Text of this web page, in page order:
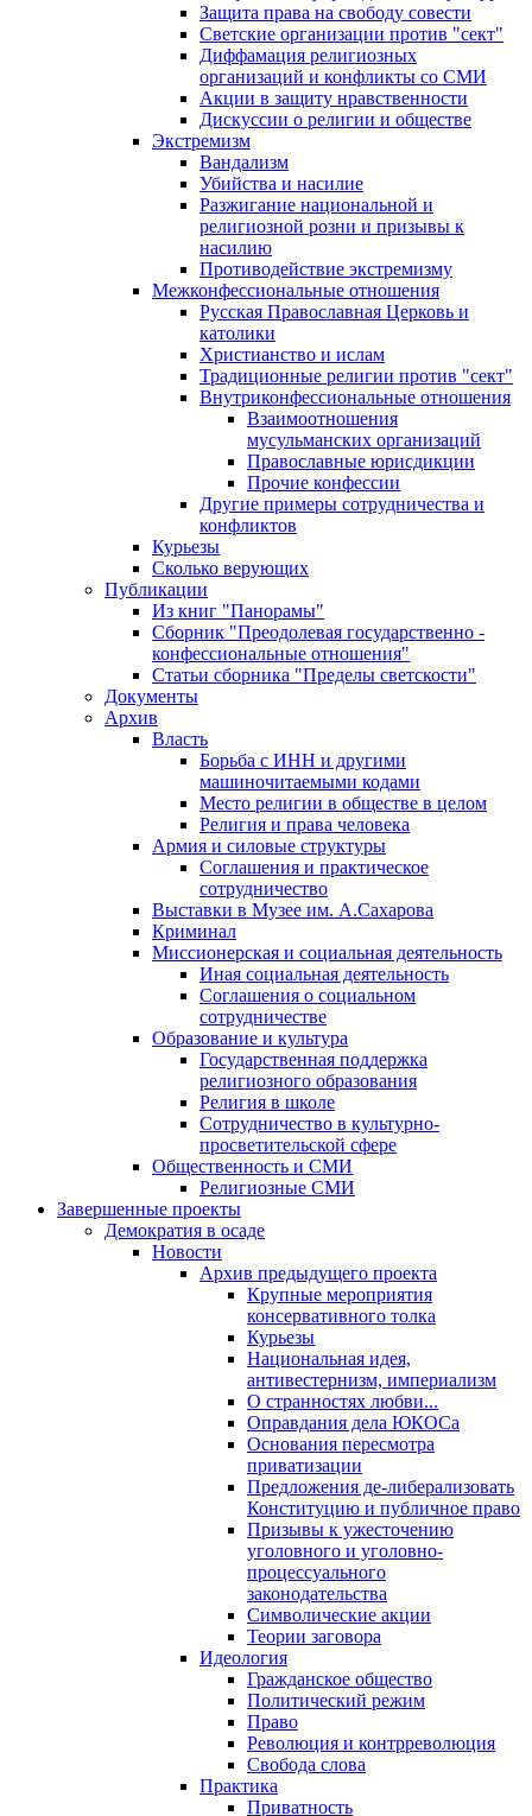
Защита права на свободу совести
Светские организации против "сект"
Диффамация религиозных
организаций и конфликты со СМИ
Акции в защиту нравственности
Дискуссии о религии и обществе
Экстремизм
Вандализм
Убийства и насилие
Разжигание национальной и
религиозной розни и призывы к
насилию
Противодействие экстремизму
Межконфессиональные отношения
Русская Православная Церковь и
католики
Христианство и ислам
Традиционные религии против "сект"
Внутриконфессиональные отношения
Взаимоотношения
мусульманских организаций
Православные юрисдикции
Прочие конфессии
Другие примеры сотрудничества и
конфликтов
Курьезы
Сколько верующих
Публикации
Из книг "Панорамы"
Сборник "Преодолевая государственно -
конфессиональные отношения"
Статьи сборника "Пределы светскости"
Документы
Архив
Власть
Борьба с ИНН и другими
машиночитаемыми кодами
Место религии в обществе в целом
Религия и права человека
Армия и силовые структуры
Соглашения и практическое
сотрудничество
Выставки в Музее им. А.Сахарова
Криминал
Миссионерская и социальная деятельность
Иная социальная деятельность
Соглашения о социальном
сотрудничестве
Образование и культура
Государственная поддержка
религиозного образования
Религия в школе
Сотрудничество в культурно-
просветительской сфере
Общественность и СМИ
Религиозные СМИ
Завершенные проекты
Демократия в осаде
Новости
Архив предыдущего проекта
Крупные мероприятия
консервативного толка
Курьезы
Национальная идея,
антивестернизм, империализм
О странностях любви...
Оправдания дела ЮКОСа
Основания пересмотра
приватизации
Предложения де-либерализовать
Конституцию и публичное право
Призывы к ужесточению
уголовного и уголовно-
процессуального
законодательства
Символические акции
Теории заговора
Идеология
Гражданское общество
Политический режим
Право
Революция и контрреволюция
Свобода слова
Практика
Приватность